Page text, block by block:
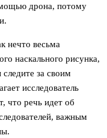
дрона, потому
нечто весьма
наскального рисунка,
за своим
исследователь
что речь идет об
важным